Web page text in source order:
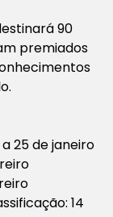
90
premiados
25 de janeiro
14